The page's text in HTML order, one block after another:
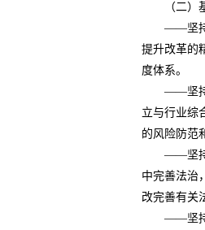
（二）
——坚持
提升改革的
度体系。
——坚持
立与行业综
的风险防范
——坚持
中完善法治
改完善有关
——坚持